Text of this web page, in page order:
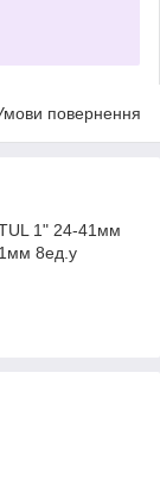
повернення
1" 24-41мм
8ед.у